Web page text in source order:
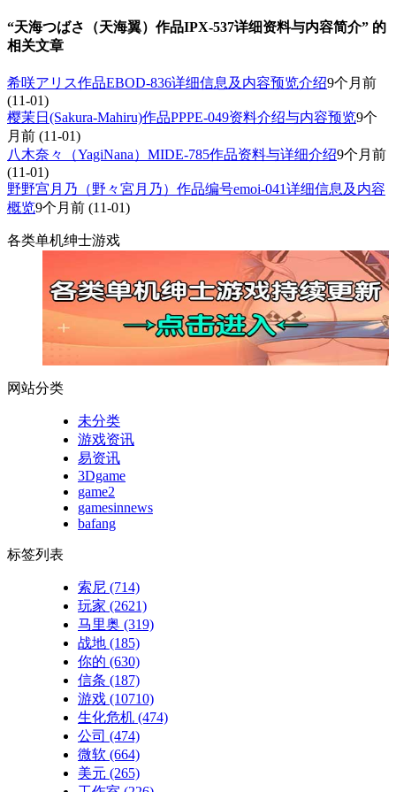
“天海つばさ（天海翼）作品IPX-537详细资料与内容简介” 的
相关文章
希咲アリス作品EBOD-836详细信息及内容预览介绍9个月前
(11-01)
樱茉日(Sakura-Mahiru)作品PPPE-049资料介绍与内容预览9个
月前 (11-01)
八木奈々（YagiNana）MIDE-785作品资料与详细介绍9个月前
(11-01)
野野宫月乃（野々宮月乃）作品编号emoi-041详细信息及内容
概览9个月前 (11-01)
各类单机绅士游戏
网站分类
未分类
游戏资讯
易资讯
3Dgame
game2
gamesinnews
bafang
标签列表
索尼 (714)
玩家 (2621)
马里奥 (319)
战地 (185)
你的 (630)
信条 (187)
游戏 (10710)
生化危机 (474)
公司 (474)
微软 (664)
美元 (265)